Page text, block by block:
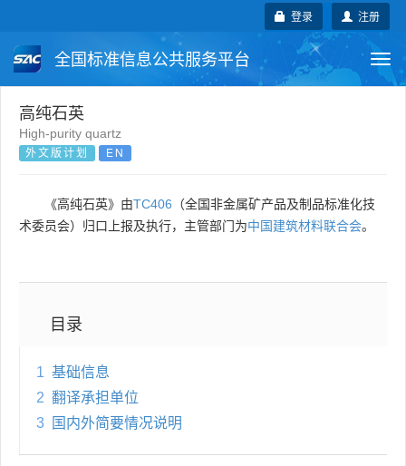
注册
登录
全国标准信息公共服务平台
国家标准
团体标准
国外标准 技术委员会
高纯石英
High-purity quartz
外文版计划 EN
《高纯石英》由TC406 （全国非金属矿产品及制品标准化技
术委员会）归口上报及执行，主管部门为中国建筑材料联合会。
目录
1 基础信息
2 翻译承担单位
3
国内外简要情况说明